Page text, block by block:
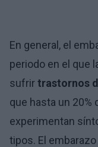
En general, el
periodo en el que
sufrirtrastornos
que hasta un 20%
experimentan
tipos. El